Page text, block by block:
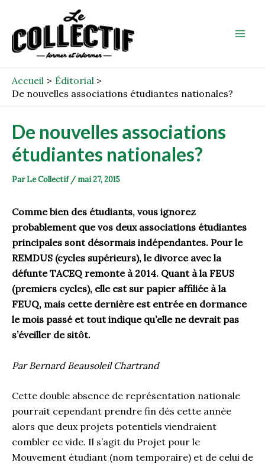
contenu
Accueil
Éditorial
De nouvelles associations étudiantes nationales?
De nouvelles associations
étudiantes nationales?
ParLe Collectif / mai 27, 2015
Comme bien des étudiants, vous ignorez
probablement que vos deux associations étudiantes
principales sont désormais indépendantes. Pour le
REMDUS (cycles supérieurs), le divorce avec la
défunte TACEQ remonte à 2014. Quant à la FEUS
(premiers cycles), elle est sur papier affiliée à la
FEUQ, mais cette dernière est entrée en dormance
le mois passé et tout indique qu’elle ne devrait pas
s’éveiller de sitôt.
Par Bernard Beausoleil Chartrand
Cette double absence de représentation nationale
pourrait cependant prendre fin dès cette année
alors que deux projets potentiels viendraient
combler ce vide. Il s’agit du Projet pour le
Mouvement étudiant (nom temporaire) et de celui de
navigation